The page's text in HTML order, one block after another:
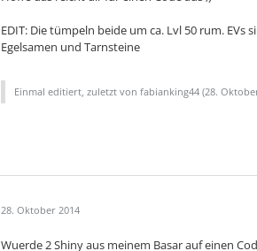
EDIT: Die tümpeln beide um ca. Lvl 50 rum.
Egelsamen und Tarnsteine
Einmal editiert, zuletzt von fabianking44 (28.
28. Oktober 2014
Wuerde 2 Shiny aus meinem Basar auf einen